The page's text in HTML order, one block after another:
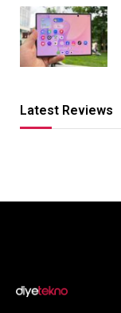
Latest Reviews